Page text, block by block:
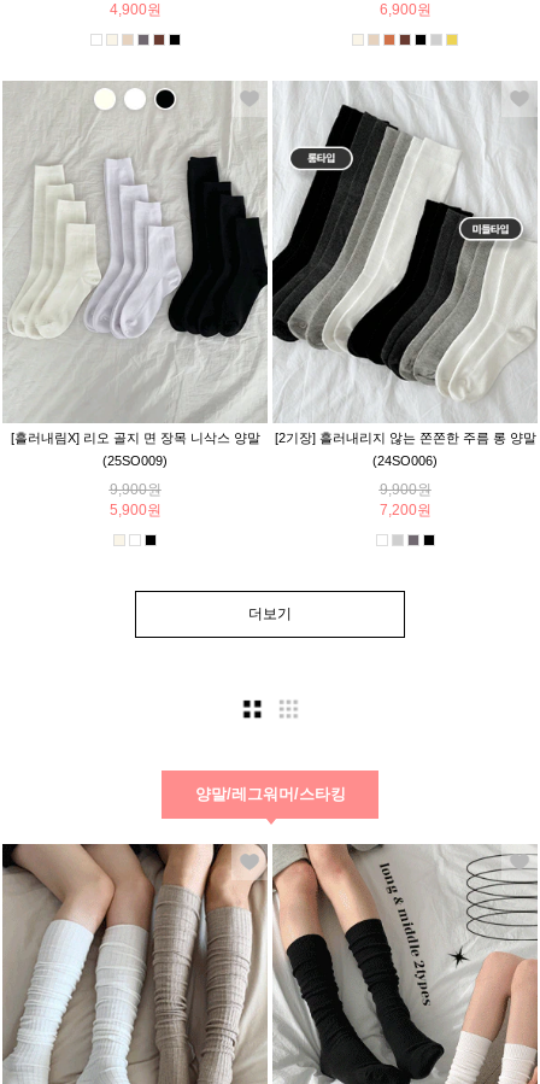
4,900원 6,900원
[흘러내림X] 리오 골지 면 장목 니삭스 양말
(25SO009)
9,900원
5,900원
[2기장] 흘러내리지 않는 쫀쫀한 주름 롱 양말
(24SO006)
9,900원
7,200원
더보기
양말/레그워머/스타킹